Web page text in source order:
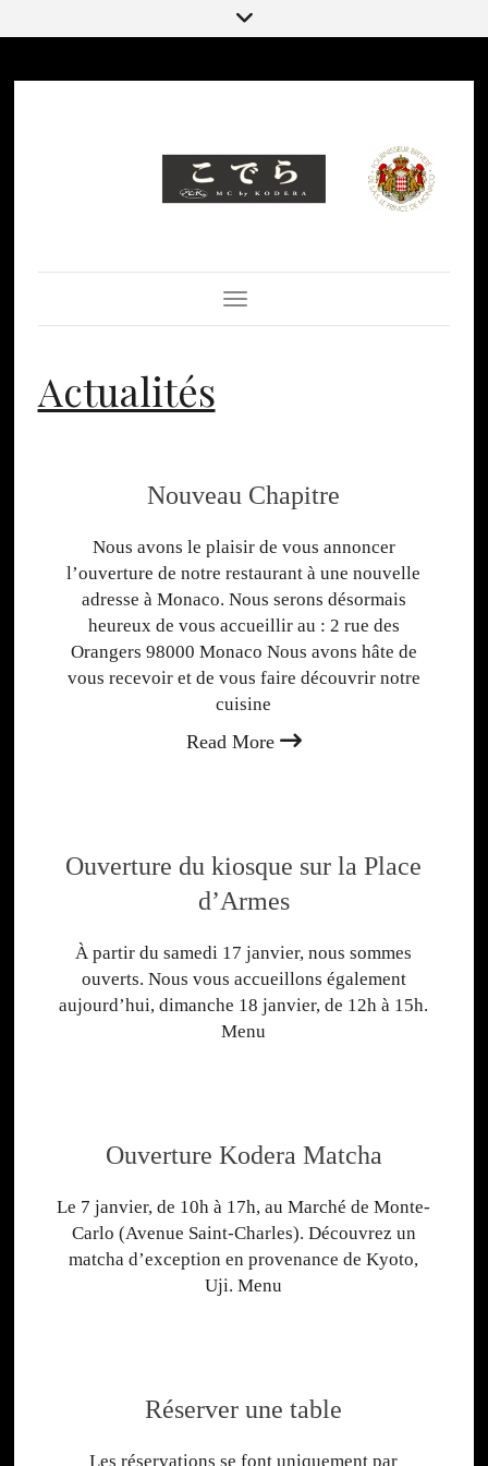
Toggle Navigation
Actualités
Nouveau Chapitre
Nous avons le plaisir de vous annoncer
l’ouverture de notre restaurant à une nouvelle
adresse à Monaco. Nous serons désormais
heureux de vous accueillir au : 2 rue des
Orangers 98000 Monaco Nous avons hâte de
vous recevoir et de vous faire découvrir notre
cuisine
Read More
Ouverture du kiosque sur la Place
d’Armes
À partir du samedi 17 janvier, nous sommes
ouverts. Nous vous accueillons également
aujourd’hui, dimanche 18 janvier, de 12h à 15h.
Menu
Ouverture Kodera Matcha
Le 7 janvier, de 10h à 17h, au Marché de Monte-
Carlo (Avenue Saint-Charles). Découvrez un
matcha d’exception en provenance de Kyoto,
Uji. Menu
Réserver une table
Les réservations se font uniquement par